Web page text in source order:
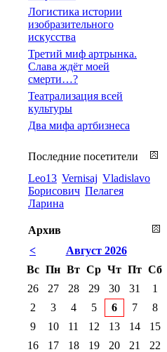
Логистика истории
изобразительного
искусства
Третий миф артрынка.
Слава ждёт моей
смерти…?
Театрализация всей
культуры
Два мифа артбизнеса
Последние посетители
Leo13 Vernisaj Vladislavo
Борисович Пелагея
Ларина
Архив
<
Август 2026
Вс Пн Вт Ср Чт Пт Сб
26
27 28 29 30 31
1
2
3 4 5 6 7
8
9
10 11 12 13 14
15
16
17 18 19 20 21
22